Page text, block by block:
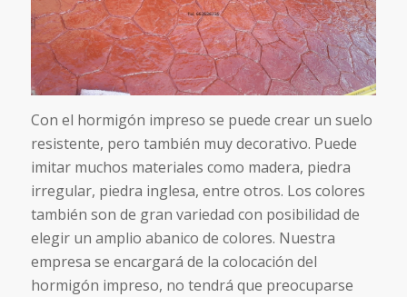
Con el hormigón impreso se puede crear un suelo
resistente, pero también muy decorativo. Puede
imitar muchos materiales como madera, piedra
irregular, piedra inglesa, entre otros. Los colores
también son de gran variedad con posibilidad de
elegir un amplio abanico de colores. Nuestra
empresa se encargará de la colocación del
hormigón impreso, no tendrá que preocuparse